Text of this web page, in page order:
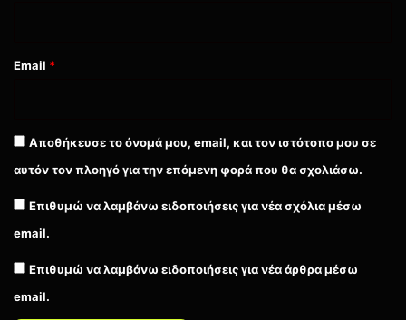
Email *
Αποθήκευσε το όνομά μου, email, και τον ιστότοπο μου σε
αυτόν τον πλοηγό για την επόμενη φορά που θα σχολιάσω.
Επιθυμώ να λαμβάνω ειδοποιήσεις για νέα σχόλια μέσω
email.
Επιθυμώ να λαμβάνω ειδοποιήσεις για νέα άρθρα μέσω
email.